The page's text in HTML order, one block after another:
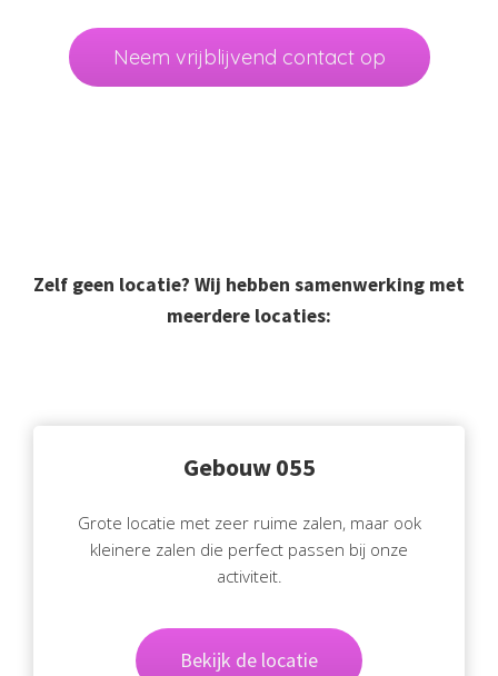
Neem vrijblijvend contact op
Zelf geen locatie? Wij hebben samenwerking met
meerdere locaties:
Gebouw 055
Grote locatie met zeer ruime zalen, maar ook
kleinere zalen die perfect passen bij onze
activiteit.
Bekijk de locatie